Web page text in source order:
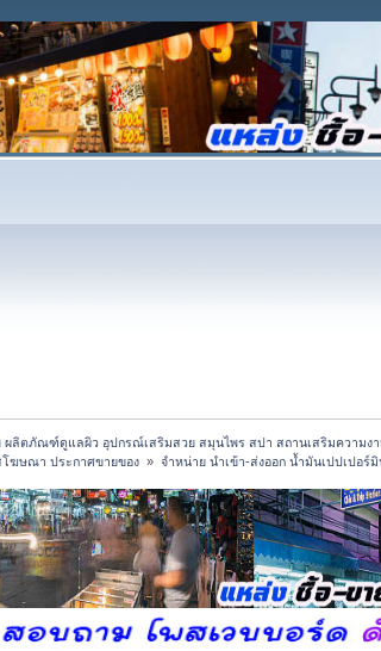
ลิตภัณฑ์ดูแลผิว อุปกรณ์เสริมสวย สมุนไพร สปา สถานเสริมความง
โฆษณา ประกาศขายของ » จำหน่าย นำเข้า-ส่งออก น้ำมันเปปเปอ